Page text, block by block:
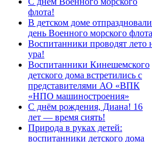
флота!
В детском доме отпраздновали
день Военного морского флота
Воспитанники проводят лето
ура!
Воспитанники Кинешемского
детского дома встретились с
представителями АО «ВПК
«НПО машиностроения»
С днём рождения, Диана! 16
лет — время сиять!
Природа в руках детей:
воспитанники детского дома